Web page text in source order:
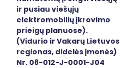
ir pusiau viešųjų
elektromobilių įkrovimo
prieigų planuose).
(Vidurio ir Vakarų Lietuvos
regionas, didelės įmonės)
Nr. 08-012-J-0001-J04